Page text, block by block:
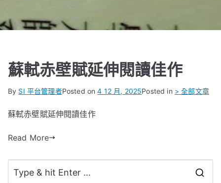
蘇軾赤壁賦延伸閱讀佳作
By SI 平台管理者Posted on4 12 月, 2025Posted in > 全部文章
蘇軾赤壁賦延伸閱讀佳作
Read More